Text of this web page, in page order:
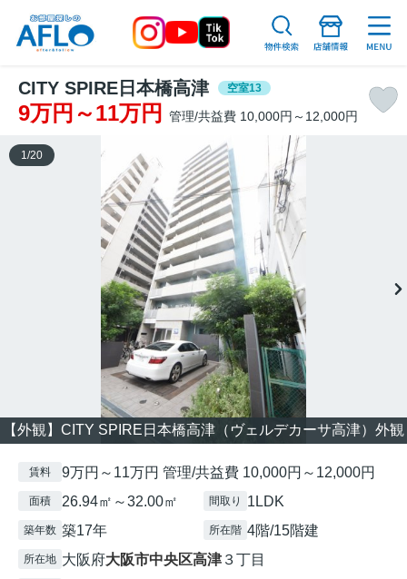
CITY SPIRE日本橋高津 空室13
9万円～11万円 管理/共益費 10,000円～12,000円
【外観】CITY SPIRE日本橋高津（ヴェルデカーサ高津）外観
1 /20
賃料 9万円～11万円 管理/共益費 10,000円～12,000円
面積 26.94㎡～32.00㎡ 間取り 1LDK
築年数 築17年 所在階 4階/15階建
所在地 大阪府大阪市中央区高津 ３丁目